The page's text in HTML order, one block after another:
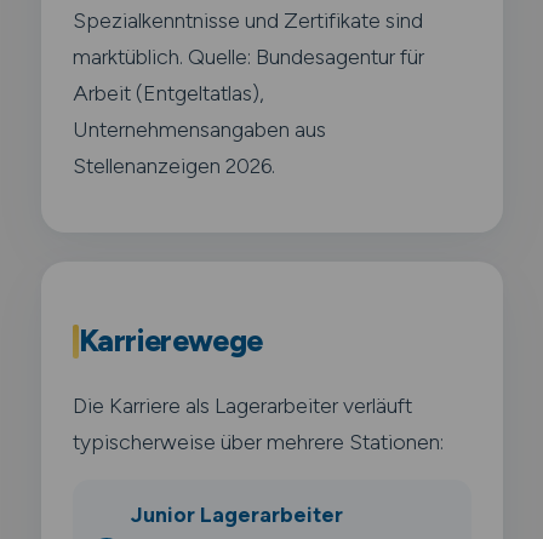
Spezialkenntnisse und Zertifikate sind
marktüblich. Quelle: Bundesagentur für
Arbeit (Entgeltatlas),
Unternehmensangaben aus
Stellenanzeigen 2026.
Karrierewege
Die Karriere als Lagerarbeiter verläuft
typischerweise über mehrere Stationen:
Junior Lagerarbeiter